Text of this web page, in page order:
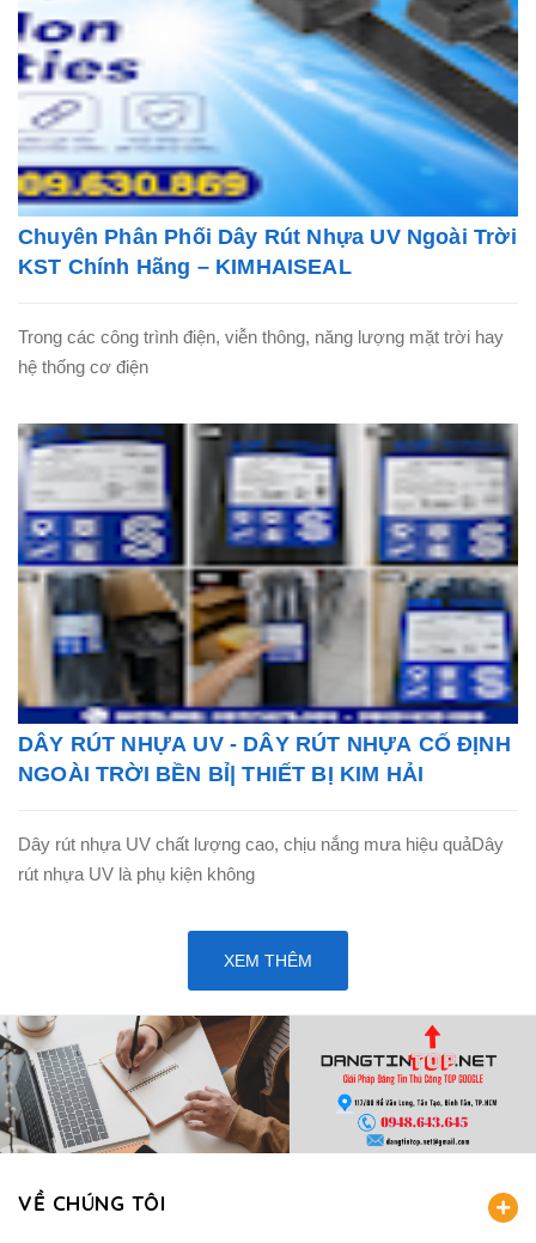
Chuyên Phân Phối Dây Rút Nhựa UV Ngoài Trời
KST Chính Hãng – KIMHAISEAL
Trong các công trình điện, viễn thông, năng lượng mặt trời hay
hệ thống cơ điện
DÂY RÚT NHỰA UV - DÂY RÚT NHỰA CỐ ĐỊNH
NGOÀI TRỜI BỀN BỈ| THIẾT BỊ KIM HẢI
Dây rút nhựa UV chất lượng cao, chịu nắng mưa hiệu quảDây
rút nhựa UV là phụ kiện không
XEM THÊM
VỀ CHÚNG TÔI